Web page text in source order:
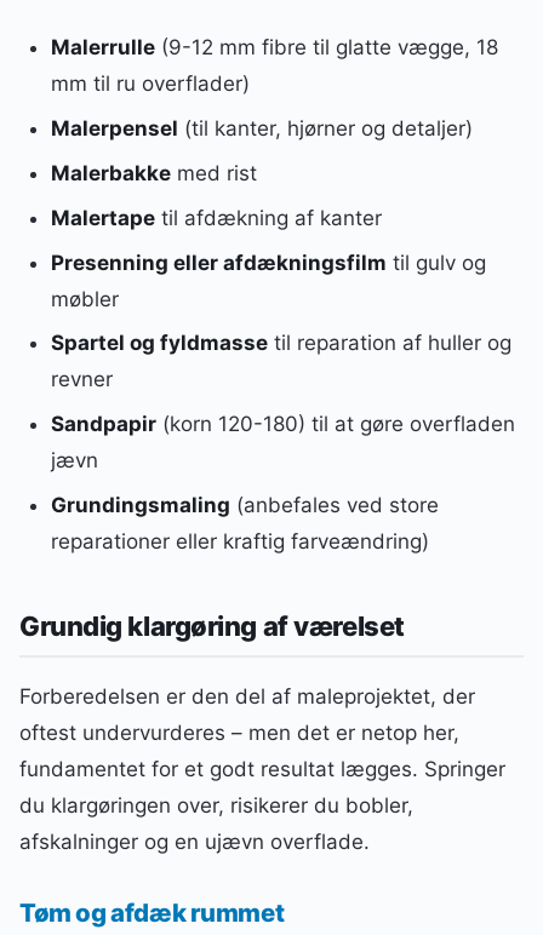
Malerrulle(9-12 mm fibre til glatte vægge, 18
mm til ru overflader)
Malerpensel (til kanter, hjørner og detaljer)
Malerbakkemed rist
Malertapetil afdækning af kanter
Presenning eller afdækningsfilm til gulv og
møbler
Spartel og fyldmassetil reparation af huller og
revner
Sandpapir(korn 120-180) til at gøre overfladen
jævn
Grundingsmaling (anbefales ved store
reparationer eller kraftig farveændring)
Grundig klargøring af værelset
Forberedelsen er den del af maleprojektet, der
oftest undervurderes – men det er netop her,
fundamentet for et godt resultat lægges. Springer
du klargøringen over, risikerer du bobler,
afskalninger og en ujævn overflade.
Tøm og afdæk rummet